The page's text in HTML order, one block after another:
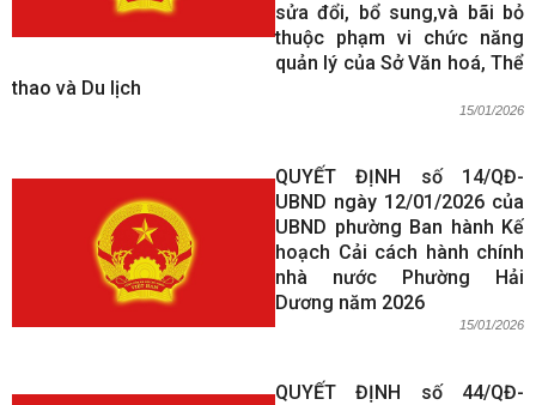
sửa đổi, bổ sung,và bãi bỏ
thuộc phạm vi chức năng
quản lý của Sở Văn hoá, Thể
thao và Du lịch
15/01/2026
QUYẾT ĐỊNH số 14/QĐ-
UBND ngày 12/01/2026 của
UBND phường Ban hành Kế
hoạch Cải cách hành chính
nhà nước Phường Hải
Dương năm 2026
15/01/2026
QUYẾT ĐỊNH số 44/QĐ-